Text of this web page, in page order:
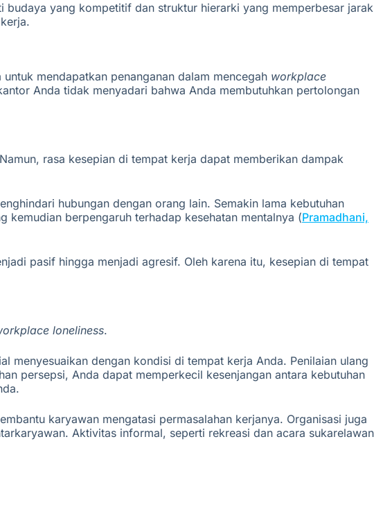
yang kompetitif dan struktur hierarki yang memperbesar jarak
mendapatkan penanganan dalam mencegah workplace
Anda tidak menyadari bahwa Anda membutuhkan pertolongan
rasa kesepian di tempat kerja dapat memberikan dampak
hubungan dengan orang lain. Semakin lama kebutuhan
kemudian berpengaruh terhadap kesehatan mentalnya (Pramadhani,
pasif hingga menjadi agresif. Oleh karena itu, kesepian di tempat
loneliness.
menyesuaikan dengan kondisi di tempat kerja Anda. Penilaian ulang
persepsi, Anda dapat memperkecil kesenjangan antara kebutuhan
karyawan mengatasi permasalahan kerjanya. Organisasi juga
Aktivitas informal, seperti rekreasi dan acara sukarelawan